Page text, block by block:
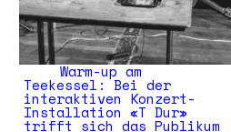
Warm-up am
Teekessel: Bei der
interaktiven Konzert-
Installation «T Dur»
trifft sich das Publikum